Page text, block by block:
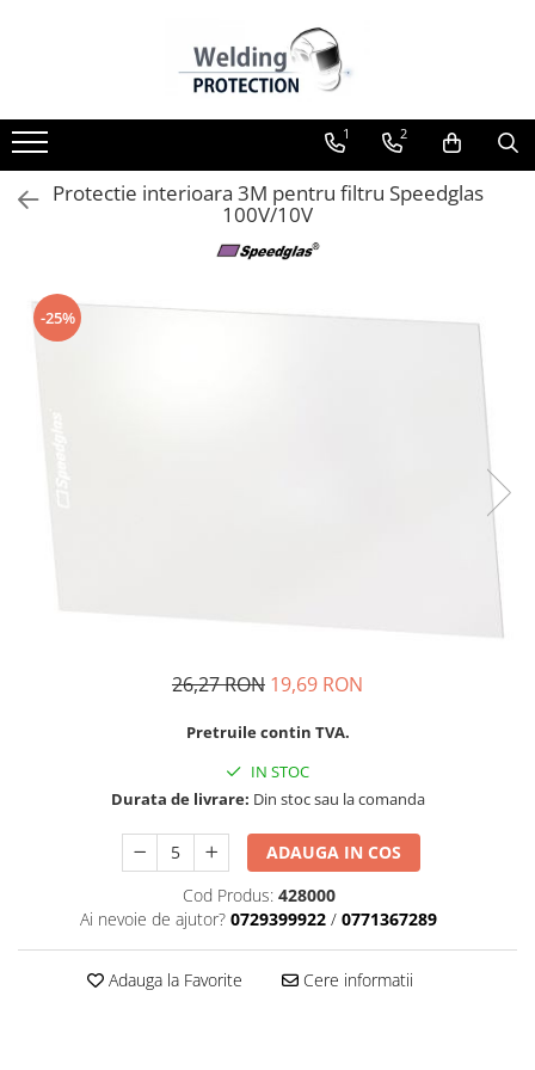
Aparate pentru sudare
Aparate pentru sudare
ELECTROD/MMA
Aparate pentru sudare MIG-MAG
Aparate pentru sudare WIG-TIG
Aparate pentru sudare cu laser
Aparate pentru sudare
Aparate pentru incalzire prin
Aparate pentru ascutire electrozi
Mese de sudura
Consumabile Pistolete
Duze GAZ
Duze CURENT
Portduze
1 2
Protectie interioara 3M pentru filtru Speedglas
100V/10V
-25%
26,27 RON 19,69 RON
Pretruile contin TVA.
IN STOC
Durata de livrare: Din stoc sau la comanda
ADAUGA IN COS
Cod Produs: 428000
Ai nevoie de ajutor? 0729399922 / 0771367289
Adauga la Favorite Cere informatii